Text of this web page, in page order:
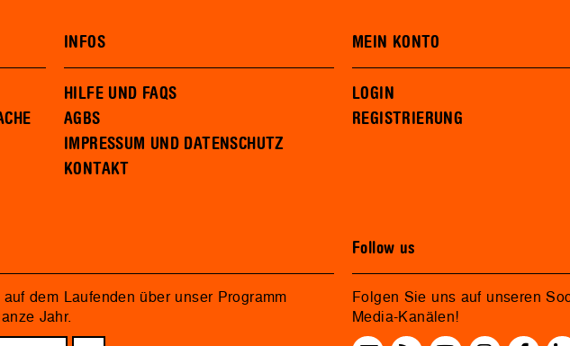
INFOS
HILFE UND FAQS
AGBS
IMPRESSUM UND DATENSCHUTZ
KONTAKT
MEIN KONTO
LOGIN
REGISTRIERUNG
dem Laufenden über unser Programm
Jahr.
Follow us
Folgen Sie uns auf unseren
Media-Kanälen!